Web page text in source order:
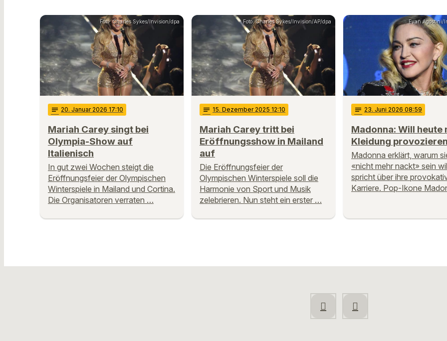
Foto: Charles Sykes/Invision/dpa
notes 20. Januar 2026 17:10
Mariah Carey singt bei
Olympia-Show auf
Italienisch
In gut zwei Wochen steigt die
Eröffnungsfeier der Olympischen
Winterspiele in Mailand und Cortina.
Die Organisatoren verraten …
Foto: Charles Sykes/Invision/AP/dpa
notes 15. Dezember 2025 12:10
Mariah Carey tritt bei
Eröffnungsshow in Mailand
auf
Die Eröffnungsfeier der
Olympischen Winterspiele soll die
Harmonie von Sport und Musik
zelebrieren. Nun steht ein erster …
Evan Agostini/
notes 23. Juni 2026 08:59
Madonna: Will heute
Kleidung provozieren
Madonna erklärt, warum
«nicht mehr nackt» sein
spricht über ihre
Karriere. Pop-Ikone